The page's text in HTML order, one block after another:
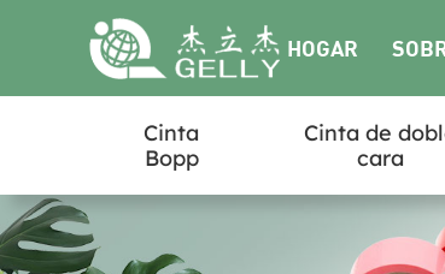
HOGAR
Cinta
Bopp
Cinta de
cara